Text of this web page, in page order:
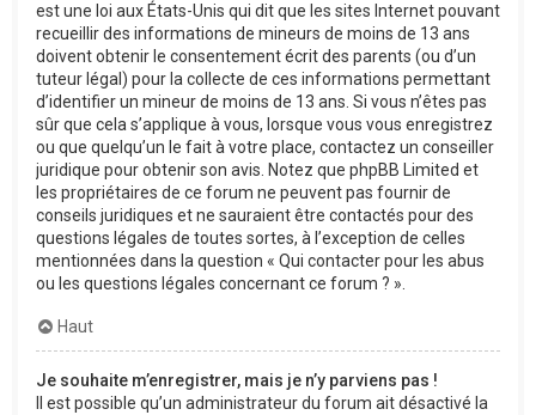
est une loi aux États-Unis qui dit que les sites Internet pouvant
recueillir des informations de mineurs de moins de 13 ans
doivent obtenir le consentement écrit des parents (ou d’un
tuteur légal) pour la collecte de ces informations permettant
d’identifier un mineur de moins de 13 ans. Si vous n’êtes pas
sûr que cela s’applique à vous, lorsque vous vous enregistrez
ou que quelqu’un le fait à votre place, contactez un conseiller
juridique pour obtenir son avis. Notez que phpBB Limited et
les propriétaires de ce forum ne peuvent pas fournir de
conseils juridiques et ne sauraient être contactés pour des
questions légales de toutes sortes, à l’exception de celles
mentionnées dans la question « Qui contacter pour les abus
ou les questions légales concernant ce forum ? ».
Haut
Je souhaite m’enregistrer, mais je n’y parviens pas !
Il est possible qu’un administrateur du forum ait désactivé la